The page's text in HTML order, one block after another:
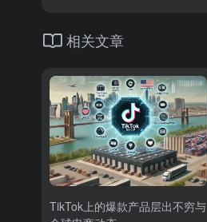
相关文章
TikTok上的爆款产品层出不穷与